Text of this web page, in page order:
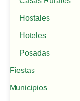
Hostales
Hoteles
Posadas
Fiestas
Municipios